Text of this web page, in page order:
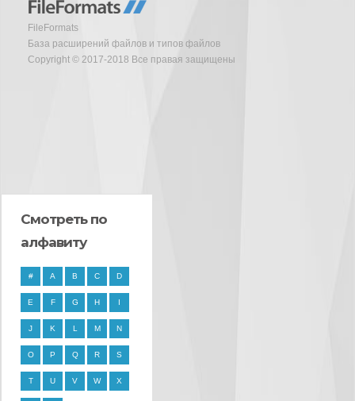
FileFormats
База расширений файлов и типов файлов
Copyright © 2017-2018 Все правая защищены
Смотреть по
алфавиту
# A B C D
E F G H I
J K L M N
O P Q R S
T U V W X